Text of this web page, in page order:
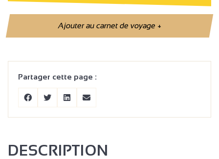
Ajouter au carnet de voyage+
Partager cette page :
DESCRIPTION